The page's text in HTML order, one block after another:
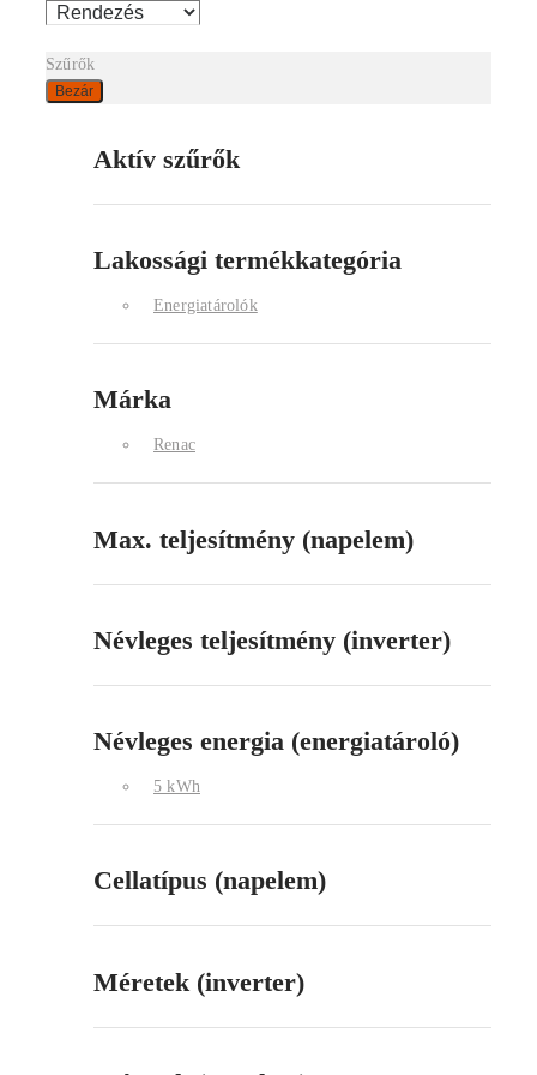
Szűrők
Bezár
Aktív szűrők
Lakossági termékkategória
Energiatárolók
Márka
Renac
Max. teljesítmény (napelem)
Névleges teljesítmény (inverter)
Névleges energia (energiatároló)
5 kWh
Cellatípus (napelem)
Méretek (inverter)